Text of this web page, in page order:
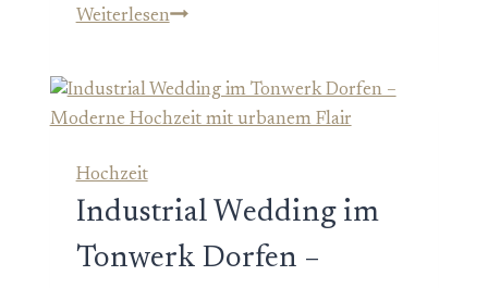
WeiterlesenHochzeit
Aiterbach
Fraueninsel
–
Hochzeit
Industrial Wedding im
Tonwerk Dorfen –